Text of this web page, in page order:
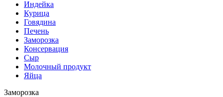
Индейка
Курица
Говядина
Печень
Заморозка
Консервация
Сыр
Молочный продукт
Яйца
Заморозка